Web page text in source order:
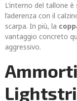
L’interno del tallone
l’aderenza con il
scarpa. In più, la
vantaggio concreto
aggressivo.